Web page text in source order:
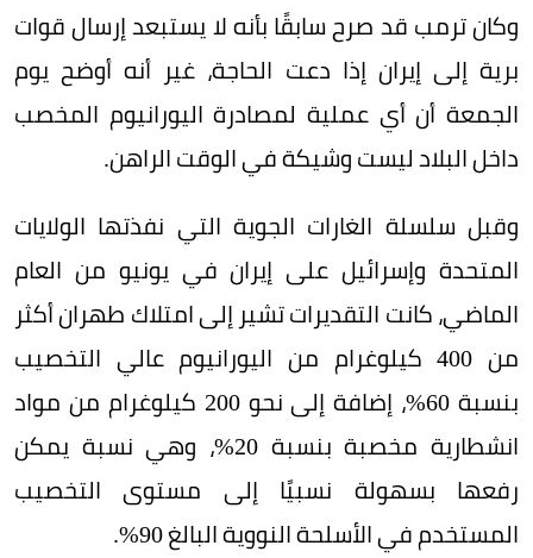
وكان ترمب قد صرح سابقًا بأنه لا يستبعد إرسال قوات
برية إلى إيران إذا دعت الحاجة، غير أنه أوضح يوم
الجمعة أن أي عملية لمصادرة اليورانيوم المخصب
داخل البلاد ليست وشيكة في الوقت الراهن.
وقبل سلسلة الغارات الجوية التي نفذتها الولايات
المتحدة وإسرائيل على إيران في يونيو من العام
الماضي، كانت التقديرات تشير إلى امتلاك طهران أكثر
من 400 كيلوغرام من اليورانيوم عالي التخصيب
بنسبة 60%، إضافة إلى نحو 200 كيلوغرام من مواد
انشطارية مخصبة بنسبة 20%، وهي نسبة يمكن
رفعها بسهولة نسبيًا إلى مستوى التخصيب
المستخدم في الأسلحة النووية البالغ 90%.